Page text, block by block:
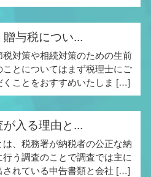
贈与税につい...
税対策や相続対策のための生前
ことについてはまず税理士にご
くことをおすすめいたしま […]
が入る理由と...
は、税務署が納税者の公正な納
行う調査のことで調査では主に
されている申告書類と会社 […]